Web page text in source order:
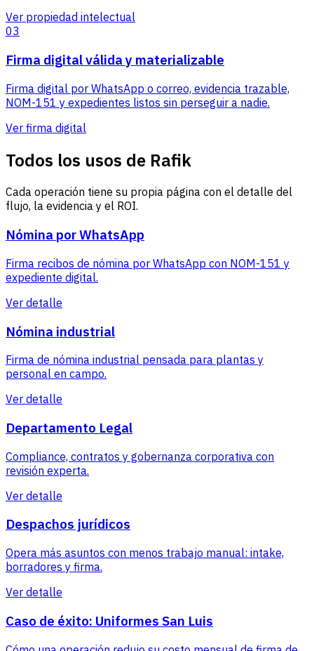
Ver propiedad intelectual
03
Firma digital válida y materializable
Firma digital por WhatsApp o correo, evidencia trazable,
NOM-151 y expedientes listos sin perseguir a nadie.
Ver firma digital
Todos los usos de Rafik
Cada operación tiene su propia página con el detalle del
flujo, la evidencia y el ROI.
Nómina por WhatsApp
Firma recibos de nómina por WhatsApp con NOM-151 y
expediente digital.
Ver detalle
Nómina industrial
Firma de nómina industrial pensada para plantas y
personal en campo.
Ver detalle
Departamento Legal
Compliance, contratos y gobernanza corporativa con
revisión experta.
Ver detalle
Despachos jurídicos
Opera más asuntos con menos trabajo manual: intake,
borradores y firma.
Ver detalle
Caso de éxito: Uniformes San Luis